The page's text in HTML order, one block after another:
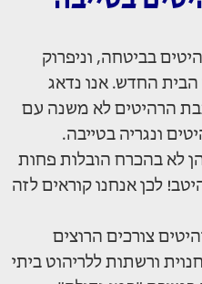
בביטחה, וניפרוק
החדש. אנו נדאג
הרהיטים לא משנה עם
לא בהכרח הובלות פחות
לכן אנחנו קוראים לזה
צורכים הרוצים